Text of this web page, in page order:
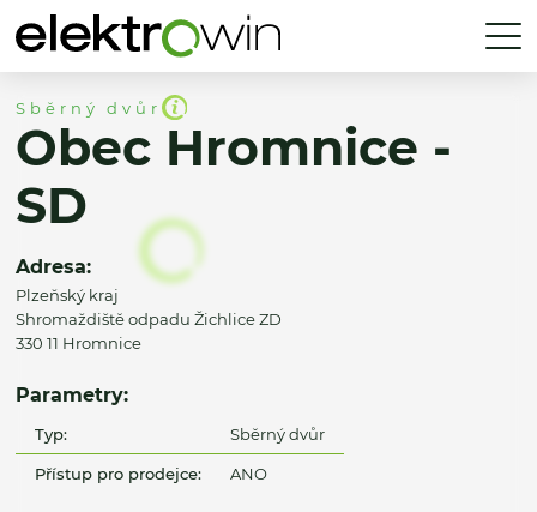
Sběrný dvůr
Obec Hromnice -
SD
Adresa:
Plzeňský kraj
Shromaždiště odpadu Žichlice ZD
330 11 Hromnice
Parametry:
Typ: Sběrný dvůr
Přístup pro prodejce: ANO